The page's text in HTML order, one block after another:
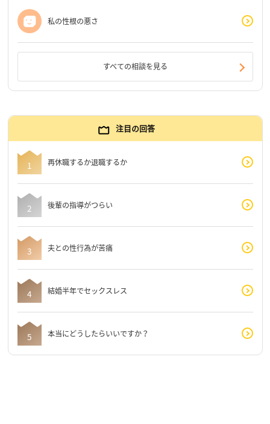
私の性根の悪さ
すべての相談を見る
注目の回答
再休職するか退職するか
後輩の指導がつらい
夫との性行為が苦痛
結婚半年でセックスレス
本当にどうしたらいいですか？